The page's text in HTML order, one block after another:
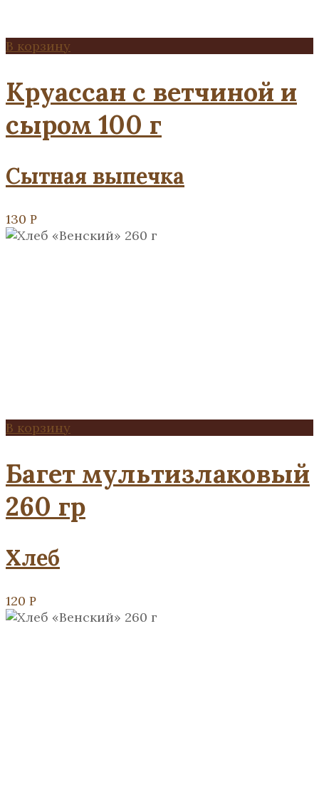
В корзину
Круассан с ветчиной и
сыром 100 г
Сытная выпечка
130 Р
В корзину
Багет мультизлаковый
260 гр
Хлеб
120 Р